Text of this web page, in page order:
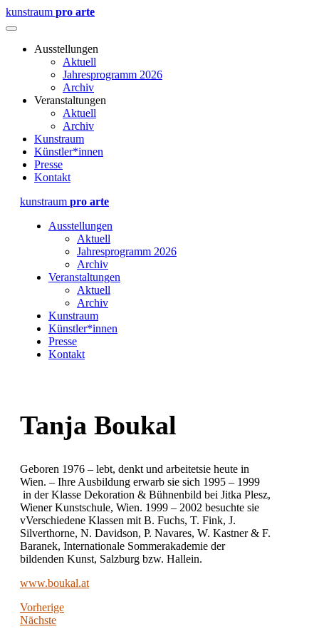
kunstraum pro arte
Ausstellungen
Aktuell
Jahresprogramm 2026
Archiv
Veranstaltungen
Aktuell
Archiv
Kunstraum
Künstler*innen
Presse
Kontakt
kunstraum pro arte
Ausstellungen
Aktuell
Jahresprogramm 2026
Archiv
Veranstaltungen
Aktuell
Archiv
Kunstraum
Künstler*innen
Presse
Kontakt
Tanja Boukal
Geboren 1976 – lebt, denkt und arbeitetsie heute in
Wien. – Ihre Ausbildung erwarb sie sich 1995 – 1999
in der Klasse Dekoration & Bühnenbild bei Jitka Plesz,
Wiener Kunstschule, Wien. 1999 – 2002 besuchte sie
vVerschiedene Klassen mit B. Fuchs, T. Fink, J.
Silverthorne, N. Davidson, P. Navares, W. Kastner & F.
Baranek, Internationale Sommerakademie der
bildenden Kunst, Salzburg bzw. Hallein.
www.boukal.at
Vorherige
Nächste